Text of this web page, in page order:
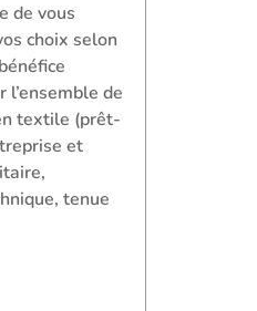
de vous
choix selon
l’ensemble de
textile (prêt-
et
tenue